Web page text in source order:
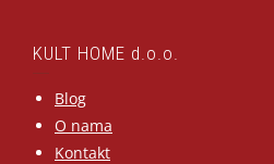
KULT HOME d.o.o.
Blog
O nama
Kontakt